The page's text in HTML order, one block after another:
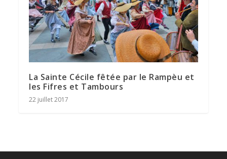
La Sainte Cécile fêtée par le Rampèu et
les Fifres et Tambours
22 juillet 2017